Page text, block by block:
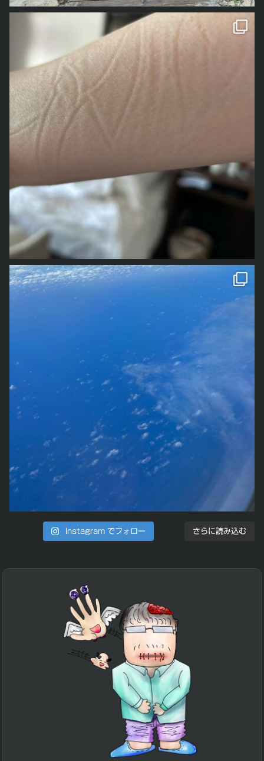
1年前の事なので、若干記憶が曖昧
その間に、何度か書く書く詐欺みたいな感じにお知らせし
さらに読み込む
Instagram でフォロー